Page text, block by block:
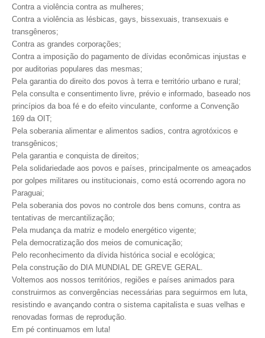
ATUALIZAÇÃO CADASTRAL
NÚCLEO JOVEM
Contra a violência contra as mulheres;
Contra a violência as lésbicas, gays, bissexuais, transexuais e
transgêneros;
Contra as grandes corporações;
Contra a imposição do pagamento de dívidas econômicas injustas e
por auditorias populares das mesmas;
Pela garantia do direito dos povos à terra e território urbano e rural;
Pela consulta e consentimento livre, prévio e informado, baseado nos
princípios da boa fé e do efeito vinculante, conforme a Convenção
169 da OIT;
Pela soberania alimentar e alimentos sadios, contra agrotóxicos e
transgênicos;
Pela garantia e conquista de direitos;
Pela solidariedade aos povos e países, principalmente os ameaçados
por golpes militares ou institucionais, como está ocorrendo agora no
Paraguai;
Pela soberania dos povos no controle dos bens comuns, contra as
tentativas de mercantilização;
Pela mudança da matriz e modelo energético vigente;
Pela democratização dos meios de comunicação;
Pelo reconhecimento da dívida histórica social e ecológica;
Pela construção do DIA MUNDIAL DE GREVE GERAL.
Voltemos aos nossos territórios, regiões e países animados para
construirmos as convergências necessárias para seguirmos em luta,
resistindo e avançando contra o sistema capitalista e suas velhas e
renovadas formas de reprodução.
Em pé continuamos em luta!